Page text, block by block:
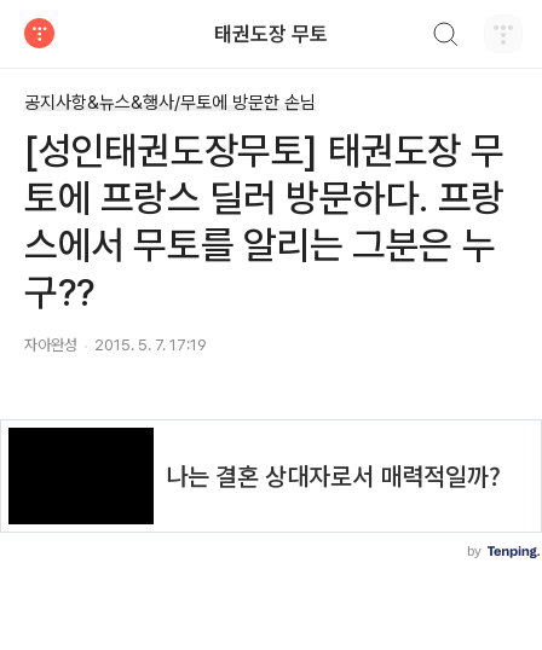
태권도장 무토
공지사항&뉴스&행사/무토에 방문한 손님
[성인태권도장무토] 태권도장 무
토에 프랑스 딜러 방문하다. 프랑
스에서 무토를 알리는 그분은 누
구??
자아완성 2015. 5. 7. 17:19